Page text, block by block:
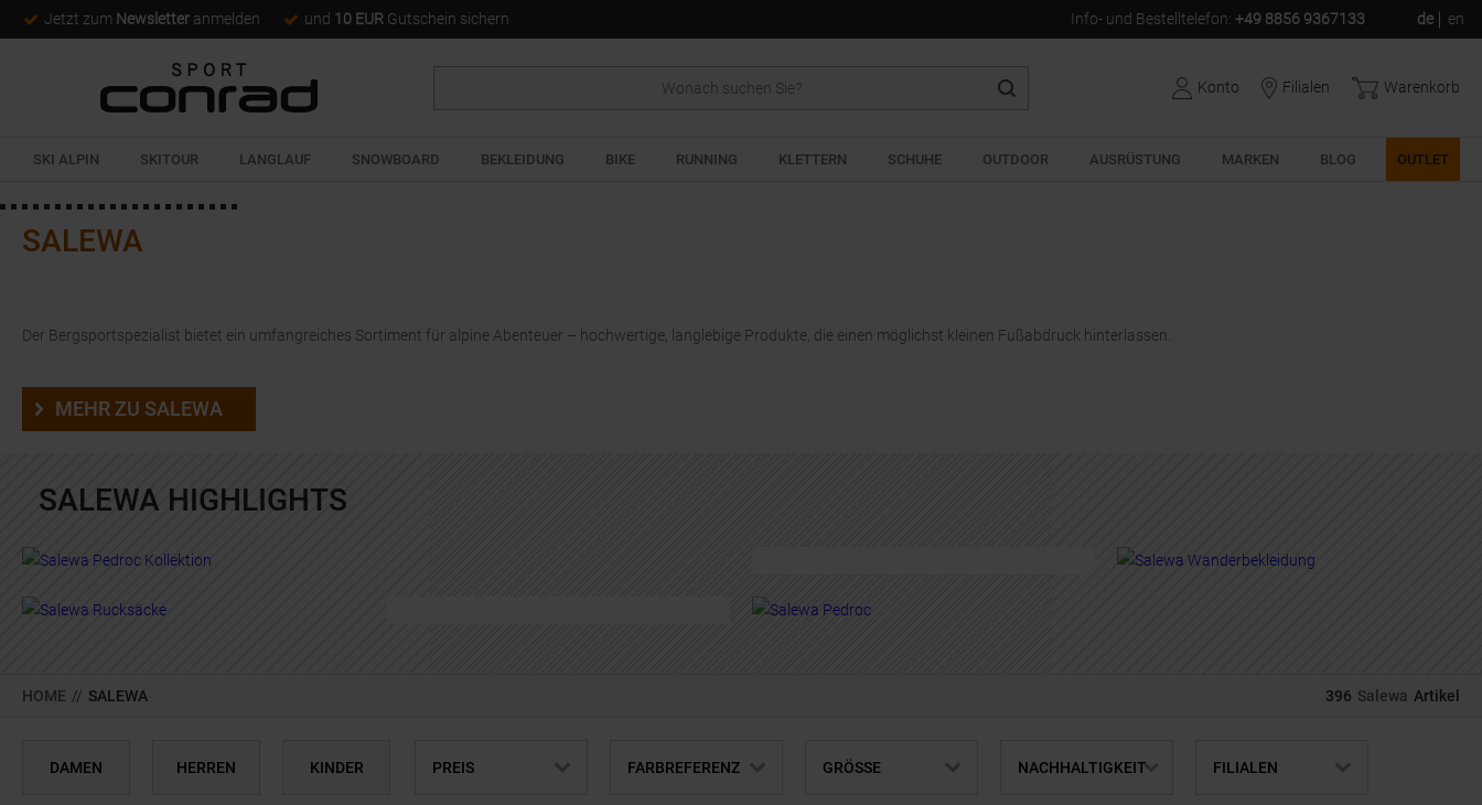
Jetzt zum Newsletter anmelden und 10 EUR Gutschein sichern Info- und Bestelltelefon: +49 8856 9367133 de en
Konto Filialen Warenkorb
SKI ALPIN SKITOUR LANGLAUF SNOWBOARD BEKLEIDUNG BIKE RUNNING KLETTERN SCHUHE OUTDOOR AUSRÜSTUNG MARKEN BLOG OUTLET
SALEWA
Der Bergsportspezialist bietet ein umfangreiches Sortiment für alpine Abenteuer – hochwertige, langlebige Produkte, die einen möglichst kleinen Fußabdruck hinterlassen.
MEHR ZU SALEWA
SALEWA HIGHLIGHTS
BEKLEIDUNG
HOME // SALEWA 396 Salewa Artikel
DAMEN HERREN KINDER PREIS FARBREFERENZ GRÖSSE NACHHALTIGKEIT FILIALEN